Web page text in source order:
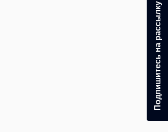
Подпишитесь на рассылку